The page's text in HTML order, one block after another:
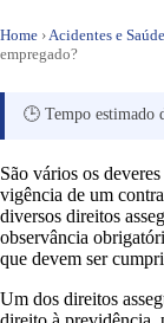
Home ›Acidentes e
empregado?
🕒 Tempo estimado
São vários os
vigência de um
diversos direitos
observância
que devem ser
Um dos direitos